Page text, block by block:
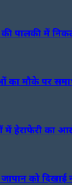
पालकी में
का मौके पर
में हेराफेरी का
को दिखाई